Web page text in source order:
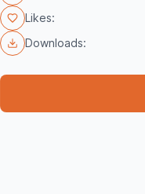
Likes:
Downloads: